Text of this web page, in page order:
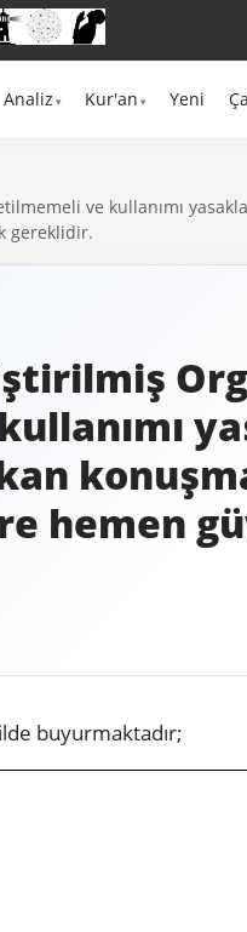
Analiz Kur'an Yeni
ve kullanımı
gereklidir.
hemen
buyurmaktadır;